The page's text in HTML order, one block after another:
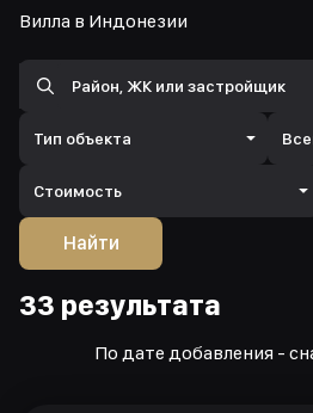
Вилла в Индонезии
Тип объекта
Стоимость
Найти
33 результата
По дате добавления -